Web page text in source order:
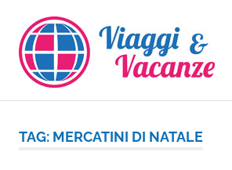
contenuto
TAG: MERCATINI DI NATALE